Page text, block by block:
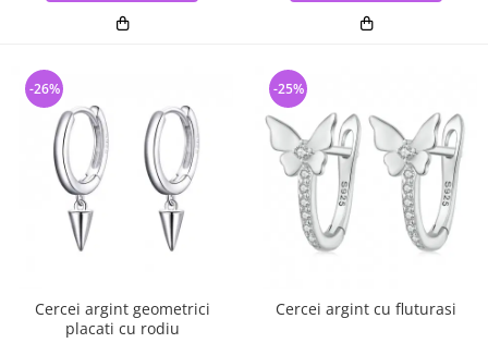
Cercei argint geometrici
placati cu rodiu
-26%
Cercei argint cu fluturasi
-25%